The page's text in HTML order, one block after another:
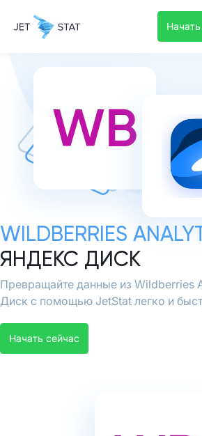
WILDBERRIES
ЯНДЕКС ДИСК
Превращайте данные из Wildberries
Диск с помощью JetStat легко и
Начать сейчас